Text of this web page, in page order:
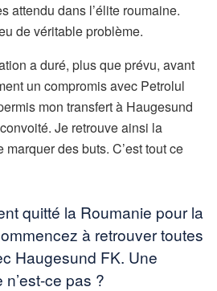
attendu dans l’élite roumaine.
de véritable problème.
a duré, plus que prévu, avant
un compromis avec Petrolul
mon transfert à Haugesund
Je retrouve ainsi la
des buts. C’est tout ce
quitté la Roumanie pour la
à retrouver toutes
Haugesund FK. Une
ce pas ?